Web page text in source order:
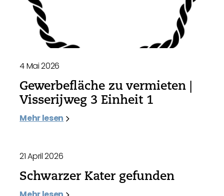
4 Mai 2026
Gewerbefläche zu vermieten |
Visserijweg 3 Einheit 1
Mehr lesen
21 April 2026
Schwarzer Kater gefunden